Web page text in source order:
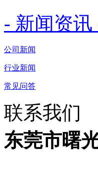
- 新闻资讯
公司新闻
行业新闻
常见问答
联系我们
东莞市曙